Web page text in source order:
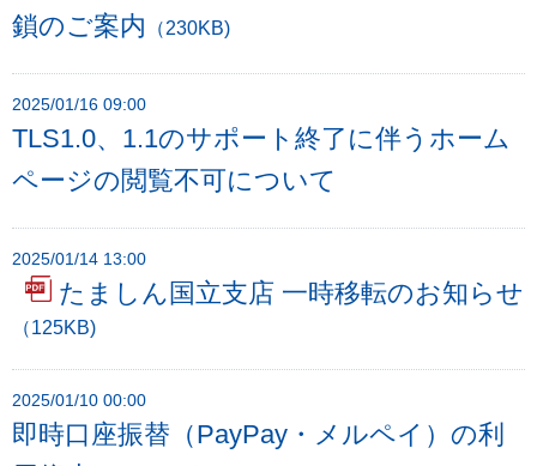
鎖のご案内
（230KB)
2025/01/16 09:00
TLS1.0、1.1のサポート終了に伴うホーム
ページの閲覧不可について
2025/01/14 13:00
たましん国立支店 一時移転のお知らせ
（125KB)
2025/01/10 00:00
即時口座振替（PayPay・メルペイ）の利